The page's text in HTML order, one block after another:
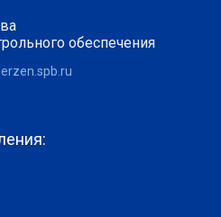
обеспечения